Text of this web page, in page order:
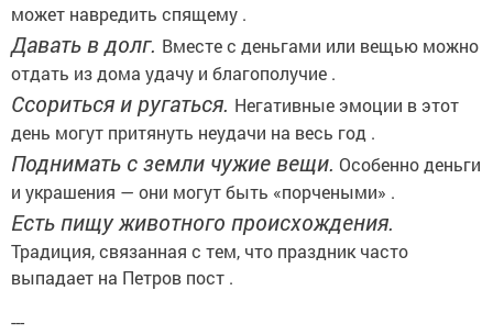
может навредить спящему .
Давать в долг. Вместе с деньгами или вещью можно
отдать из дома удачу и благополучие .
Ссориться и ругаться. Негативные эмоции в этот
день могут притянуть неудачи на весь год .
Поднимать с земли чужие вещи. Особенно деньги
и украшения — они могут быть «порчеными» .
Есть пищу животного происхождения.
Традиция, связанная с тем, что праздник часто
выпадает на Петров пост .
---